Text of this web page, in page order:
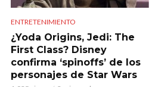
ENTRETENIMIENTO
¿Yoda Origins, Jedi: The
First Class? Disney
confirma ‘spinoffs’ de los
personajes de Star Wars